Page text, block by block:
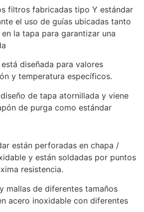
filtros fabricadas tipo Y estándar
el uso de guías ubicadas tanto
la tapa para garantizar una
diseñada para valores
y temperatura específicos.
de tapa atornillada y viene
de purga como estándar
están perforadas en chapa /
y están soldadas por puntos
resistencia.
mallas de diferentes tamaños
acero inoxidable con diferentes